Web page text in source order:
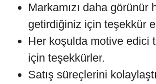
Markamızı daha görünür
getirdiğiniz için teşekkür
Her koşulda motive edici
için teşekkürler.
Satış süreçlerini